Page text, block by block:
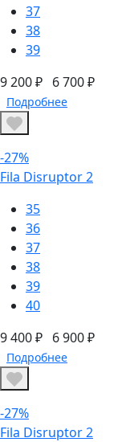
37
38
39
9 200 ₽ 6 700 ₽
Подробнее
-27%
Fila Disruptor 2
35
36
37
38
39
40
9 400 ₽ 6 900 ₽
Подробнее
-27%
Fila Disruptor 2